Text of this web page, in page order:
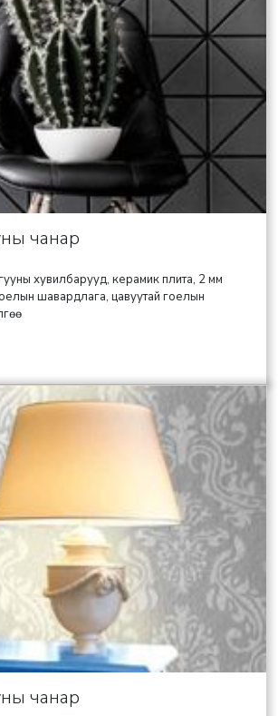
чанар
хувилбарууд, керамик плита, 2 мм
шавардлага, цавуутай гоелын
чанар